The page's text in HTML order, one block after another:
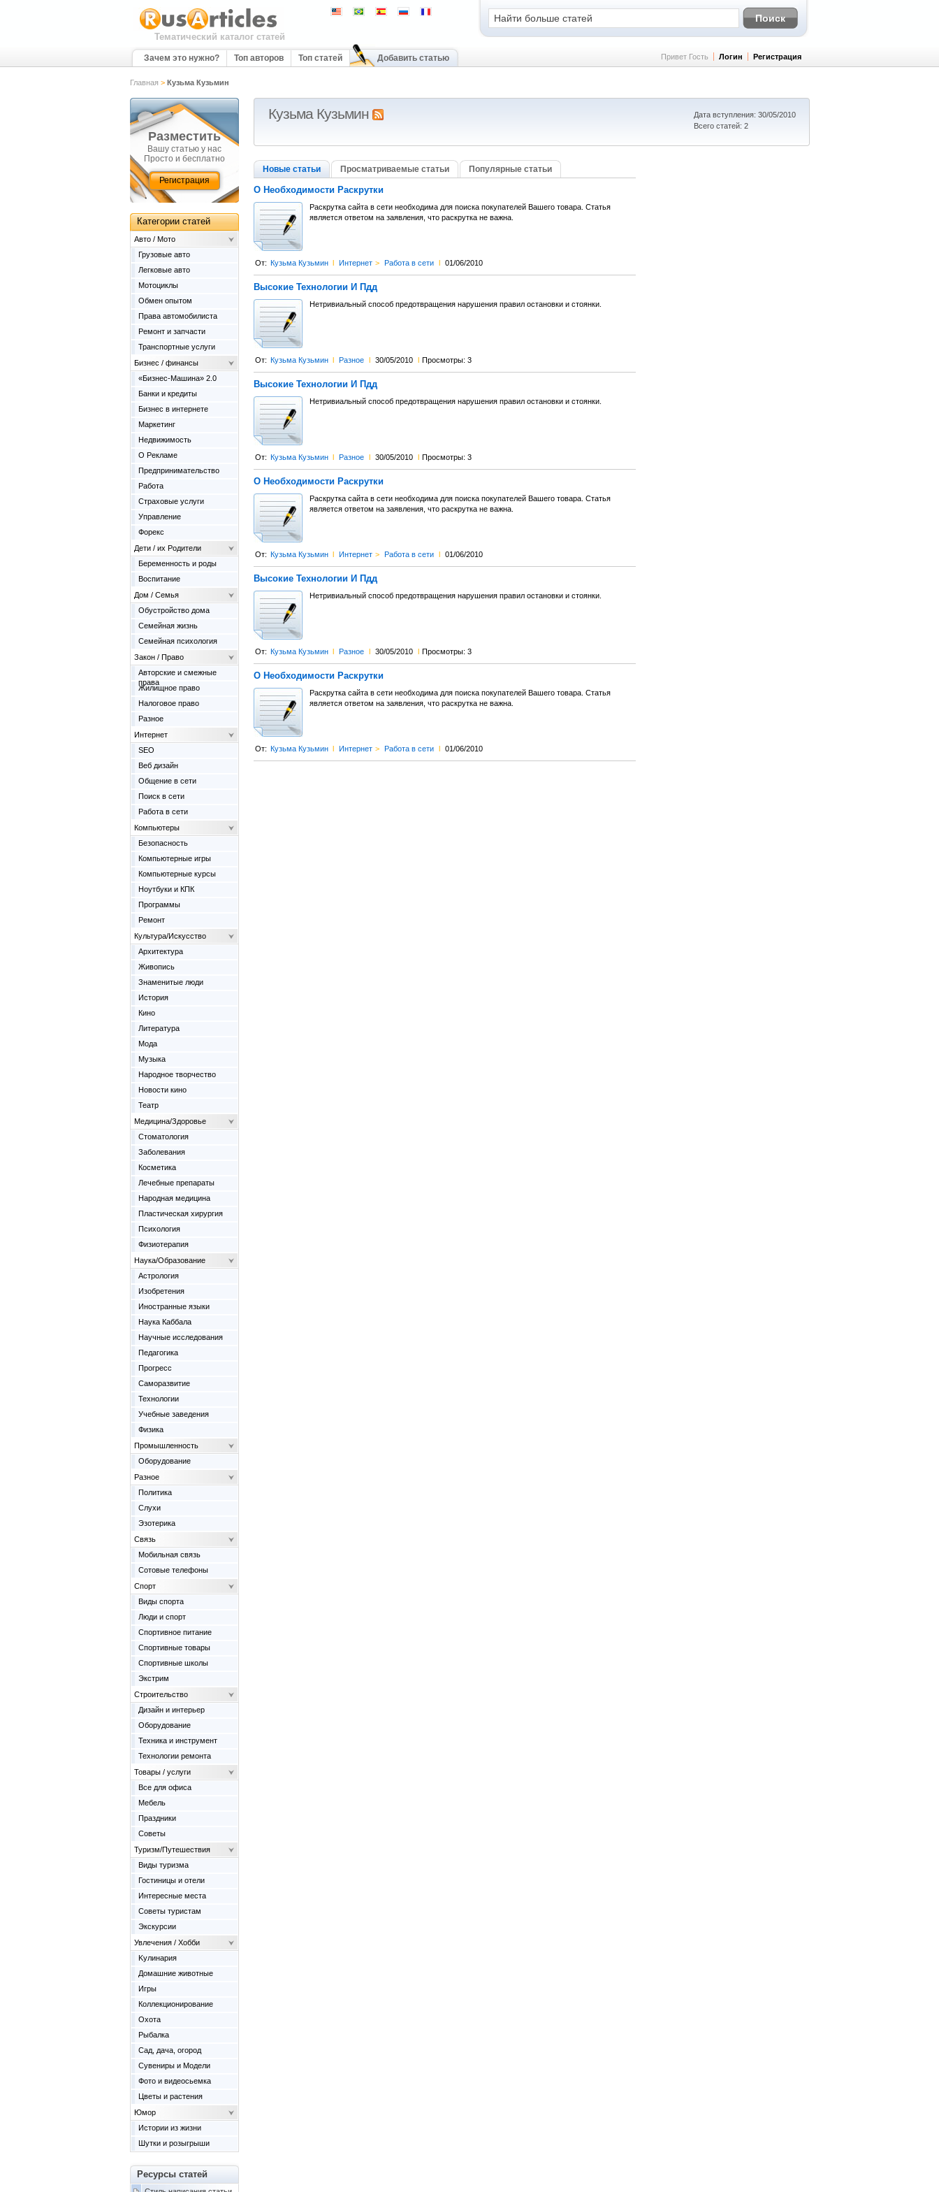
Тематический каталог статей
Зачем это нужно? Топ авторов Топ статей Добавить статью Привет Гость Логин Регистрация
Главная > Кузьма Кузьмин
Кузьма Кузьмин
Дата вступления: 30/05/2010
Всего статей: 2
Новые статьи Просматриваемые статьи Популярные статьи
О Необходимости Раскрутки
Раскрутка сайта в сети необходима для поиска покупателей Вашего товара. Статья
является ответом на заявления, что раскрутка не важна.
От: Кузьма Кузьмин l Интернет > Работа в сети l 01/06/2010
Высокие Технологии И Пдд
Нетривиальный способ предотвращения нарушения правил остановки и стоянки.
От: Кузьма Кузьмин l Разное l 30/05/2010 l Просмотры: 3
Высокие Технологии И Пдд
Нетривиальный способ предотвращения нарушения правил остановки и стоянки.
От: Кузьма Кузьмин l Разное l 30/05/2010 l Просмотры: 3
О Необходимости Раскрутки
Раскрутка сайта в сети необходима для поиска покупателей Вашего товара. Статья
является ответом на заявления, что раскрутка не важна.
От: Кузьма Кузьмин l Интернет > Работа в сети l 01/06/2010
Высокие Технологии И Пдд
Нетривиальный способ предотвращения нарушения правил остановки и стоянки.
От: Кузьма Кузьмин l Разное l 30/05/2010 l Просмотры: 3
О Необходимости Раскрутки
Раскрутка сайта в сети необходима для поиска покупателей Вашего товара. Статья
является ответом на заявления, что раскрутка не важна.
От: Кузьма Кузьмин l Интернет > Работа в сети l 01/06/2010
Разместить
Вашу статью у нас
Просто и бесплатно
Регистрация
Категории статей
Авто / Мото
Грузовые авто
Легковые авто
Мотоциклы
Обмен опытом
Права автомобилиста
Ремонт и запчасти
Транспортные услуги
Бизнес / финансы
«Бизнес-Машина» 2.0
Банки и кредиты
Бизнес в интернете
Маркетинг
Недвижимость
О Рекламе
Предпринимательство
Работа
Страховые услуги
Управление
Форекс
Дети / их Родители
Беременность и роды
Воспитание
Дом / Семья
Обустройство дома
Семейная жизнь
Семейная психология
Закон / Право
Авторские и смежные
права
Жилищное право
Налоговое право
Разное
Интернет
SEO
Веб дизайн
Общение в сети
Поиск в сети
Работа в сети
Компьютеры
Безопасность
Компьютерные игры
Компьютерные курсы
Ноутбуки и КПК
Программы
Ремонт
Культура/Искусство
Архитектура
Живопись
Знаменитые люди
История
Кино
Литература
Мода
Музыка
Народное творчество
Новости кино
Театр
Медицина/Здоровье
Cтоматология
Заболевания
Косметика
Лечебные препараты
Народная медицина
Пластическая хирургия
Психология
Физиотерапия
Наука/Образование
Астрология
Изобретения
Иностранные языки
Наука Каббала
Научные исследования
Педагогика
Прогресс
Саморазвитие
Технологии
Учебные заведения
Физика
Промышленность
Оборудование
Разное
Политика
Слухи
Эзотерика
Связь
Мобильная связь
Сотовые телефоны
Спорт
Виды спорта
Люди и спорт
Спортивное питание
Спортивные товары
Спортивные школы
Экстрим
Строительство
Дизайн и интерьер
Оборудование
Техника и инструмент
Технологии ремонта
Товары / услуги
Все для офиса
Мебель
Праздники
Советы
Туризм/Путешествия
Виды туризма
Гостиницы и отели
Интересные места
Советы туристам
Экскурсии
Увлечения / Хобби
Kулинария
Домашние животные
Игры
Коллекционирование
Охота
Рыбалка
Сад, дача, огород
Сувениры и Модели
Фото и видеосьемка
Цветы и растения
Юмор
Истории из жизни
Шутки и розыгрыши
Ресурсы статей